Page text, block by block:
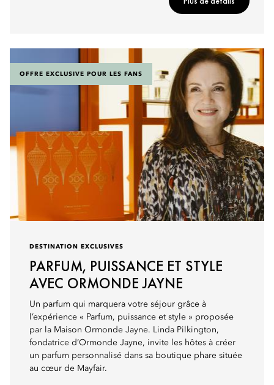
OFFRE EXCLUSIVE POUR LES FANS
DESTINATION EXCLUSIVES
PARFUM, PUISSANCE ET STYLE
AVEC ORMONDE JAYNE
Un parfum qui marquera votre séjour grâce à
l’expérience « Parfum, puissance et style » proposée
par la Maison Ormonde Jayne. Linda Pilkington,
fondatrice d’Ormonde Jayne, invite les hôtes à créer
un parfum personnalisé dans sa boutique phare située
au cœur de Mayfair.